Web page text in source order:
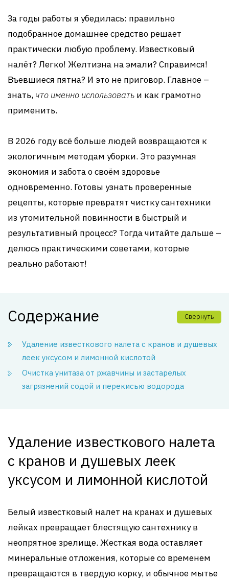
За годы работы я убедилась: правильно
подобранное домашнее средство решает
практически любую проблему. Известковый
налёт? Легко! Желтизна на эмали? Справимся!
Въевшиеся пятна? И это не приговор. Главное –
знать, что именно использовать и как грамотно
применить.
В 2026 году всё больше людей возвращаются к
экологичным методам уборки. Это разумная
экономия и забота о своём здоровье
одновременно. Готовы узнать проверенные
рецепты, которые превратят чистку сантехники
из утомительной повинности в быстрый и
результативный процесс? Тогда читайте дальше –
делюсь практическими советами, которые
реально работают!
Содержание Свернуть
Удаление известкового налета с кранов и душевых
леек уксусом и лимонной кислотой
Очистка унитаза от ржавчины и застарелых
загрязнений содой и перекисью водорода
Удаление известкового налета
с кранов и душевых леек
уксусом и лимонной кислотой
Белый известковый налет на кранах и душевых
лейках превращает блестящую сантехнику в
неопрятное зрелище. Жесткая вода оставляет
минеральные отложения, которые со временем
превращаются в твердую корку, и обычное мытье